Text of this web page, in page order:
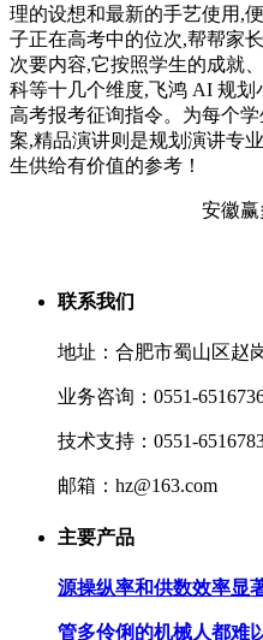
理的设想和最新的手艺使用,
子正在高考中的位次,帮帮家
次要内容,它按照学生的成就
科等十几个维度,飞鸿 AI 规
高考报考征询指令。为每个
案,精品演讲则是规划演讲专
生供给有价值的参考！
安徽赢
联系我们
地址：合肥市蜀山区赵
业务咨询：0551-
技术支持：0551-
邮箱：hz@163.com
主要产品
源操纵率和供数效率显
管多伶俐的机械人都难